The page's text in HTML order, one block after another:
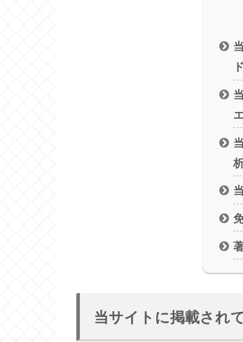
当サイトに掲載され